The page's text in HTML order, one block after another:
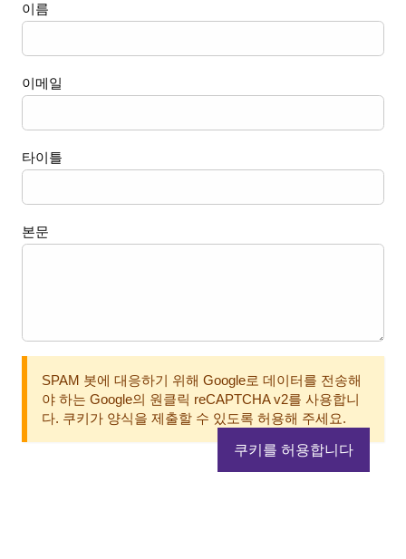
이름
이메일
타이틀
본문
SPAM 봇에 대응하기 위해 Google로 데이터를 전송해
야 하는 Google의 원클릭 reCAPTCHA v2를 사용합니
다. 쿠키가 양식을 제출할 수 있도록 허용해 주세요.
쿠키를 허용합니다